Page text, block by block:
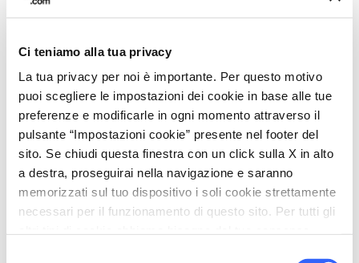
Ci teniamo alla tua privacy
La tua privacy per noi è importante. Per questo motivo
puoi scegliere le impostazioni dei cookie in base alle tue
preferenze e modificarle in ogni momento attraverso il
pulsante “Impostazioni cookie” presente nel footer del
sito. Se chiudi questa finestra con un click sulla X in alto
a destra, proseguirai nella navigazione e saranno
memorizzati sul tuo dispositivo i soli cookie strettamente
necessari per il funzionamento di questo sito. Per tutti gli
Festa di San Martino a